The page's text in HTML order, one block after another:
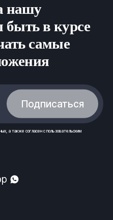
нормам
стандартам (ГОСТ)
нашу
быть в курсе
самые
Подписаться
, а также согласен спользовательским